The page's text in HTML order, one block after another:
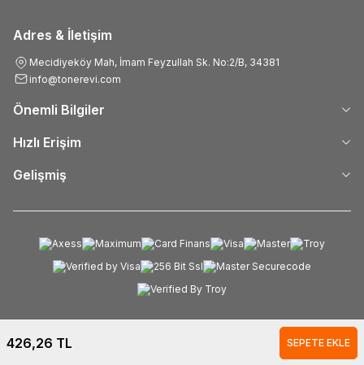
426,26 TL SEPETE EKLE
Adres & İletişim
Mecidiyeköy Mah, İmam Feyzullah Sk. No:2/B, 34381
info@tonerevi.com
Önemli Bilgiler
Hızlı Erişim
Gelişmiş